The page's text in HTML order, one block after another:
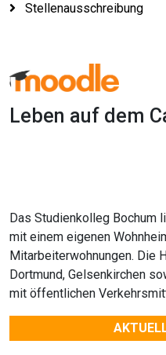
Stellenausschreibung
Leben auf dem
Das Studienkolleg Bochum
mit einem eigenen
Mitarbeiterwohnungen. Die
Dortmund, Gelsenkirchen
mit öffentlichen